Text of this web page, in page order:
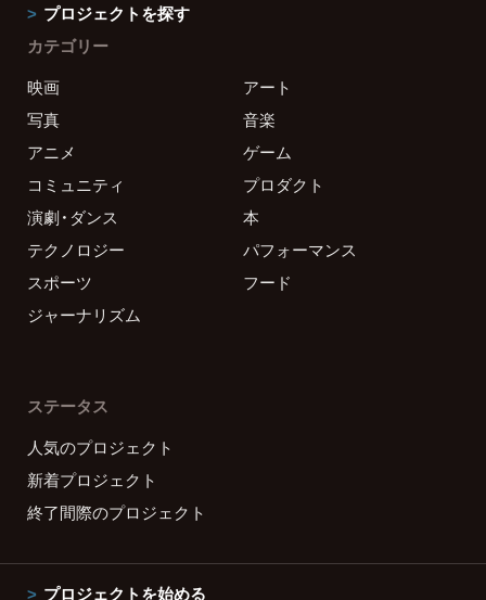
プロジェクトを探す
カテゴリー
映画
アート
写真
音楽
アニメ
ゲーム
コミュニティ
プロダクト
演劇・ダンス
本
テクノロジー
パフォーマンス
スポーツ
フード
ジャーナリズム
ステータス
人気のプロジェクト
新着プロジェクト
終了間際のプロジェクト
プロジェクトを始める